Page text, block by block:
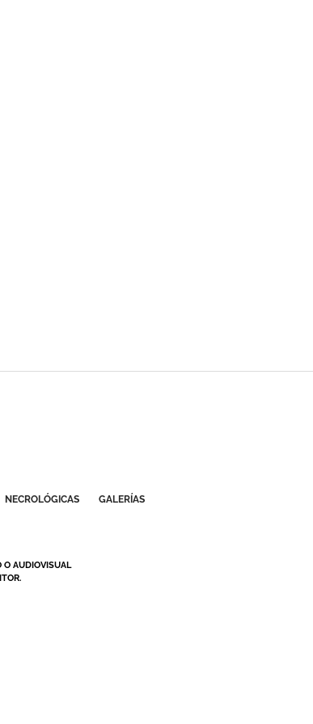
NECROLÓGICAS GALERÍAS
O AUDIOVISUAL